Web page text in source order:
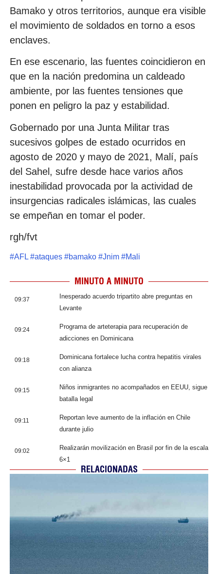
Bamako y otros territorios, aunque era visible
el movimiento de soldados en torno a esos
enclaves.
En ese escenario, las fuentes coincidieron en
que en la nación predomina un caldeado
ambiente, por las fuentes tensiones que
ponen en peligro la paz y estabilidad.
Gobernado por una Junta Militar tras
sucesivos golpes de estado ocurridos en
agosto de 2020 y mayo de 2021, Malí, país
del Sahel, sufre desde hace varios años
inestabilidad provocada por la actividad de
insurgencias radicales islámicas, las cuales
se empeñan en tomar el poder.
rgh/fvt
#AFL#ataques #bamako #Jnim #Mali
MINUTO A MINUTO
09:37
Inesperado acuerdo tripartito abre preguntas en
Levante
09:24
Programa de arteterapia para recuperación de
adicciones en Dominicana
09:18
Dominicana fortalece lucha contra hepatitis virales
con alianza
09:15
Niños inmigrantes no acompañados en EEUU, sigue
batalla legal
09:11
Reportan leve aumento de la inflación en Chile
durante julio
09:02
Realizarán movilización en Brasil por fin de la escala
6×1
RELACIONADAS